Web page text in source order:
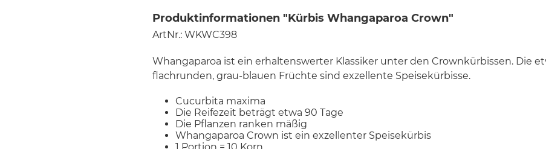
Produktinformationen "Kürbis Whangaparoa Crown"
ArtNr.: WKWC398
Whangaparoa ist ein erhaltenswerter Klassiker unter den Crownkürbissen. Die
flachrunden, grau-blauen Früchte sind exzellente Speisekürbisse.
Cucurbita maxima
Die Reifezeit beträgt etwa 90 Tage
Die Pflanzen ranken mäßig
Whangaparoa Crown ist ein exzellenter Speisekürbis